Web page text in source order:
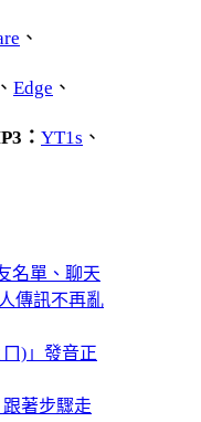
、
、 Edge 、
： YT1s 、
名單、聊天
傳訊不再亂
ㄇ)」發音正
跟著步驟走